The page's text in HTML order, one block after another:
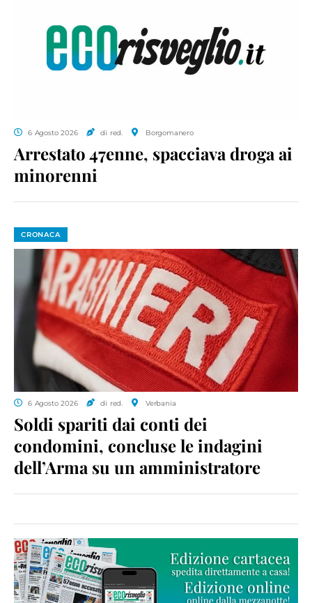
6 Agosto 2026 di red. Borgomanero
Arrestato 47enne, spacciava droga ai
minorenni
CRONACA
6 Agosto 2026 di red. Verbania
Soldi spariti dai conti dei
condomini, concluse le indagini
dell’Arma su un amministratore